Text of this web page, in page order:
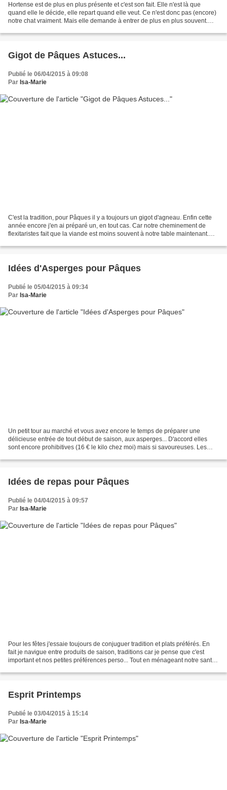
Hortense est de plus en plus présente et c'est son fait. Elle n'est là que
quand elle le décide, elle repart quand elle veut. Ce n'est donc pas (encore)
notre chat vraiment. Mais elle demande à entrer de plus en plus souvent.
Gigot de Pâques Astuces...
Publié le 06/04/2015 à 09:08
Par Isa-Marie
C'est la tradition, pour Pâques il y a toujours un gigot d'agneau. Enfin cette
année encore j'en ai préparé un, en tout cas. Car notre cheminement de
flexitaristes fait que la viande est moins souvent à notre table maintenant.
Idées d'Asperges pour Pâques
Publié le 05/04/2015 à 09:34
Par Isa-Marie
Un petit tour au marché et vous avez encore le temps de préparer une
délicieuse entrée de tout début de saison, aux asperges... D'accord elles
sont encore prohibitives (16 € le kilo chez moi) mais si savoureuses. Les
Idées de repas pour Pâques
Publié le 04/04/2015 à 09:57
Par Isa-Marie
Pour les fêtes j'essaie toujours de conjuguer tradition et plats préférés. En
fait je navigue entre produits de saison, traditions car je pense que c'est
important et nos petites préférences perso... Tout en ménageant notre santé
Esprit Printemps
Publié le 03/04/2015 à 15:14
Par Isa-Marie